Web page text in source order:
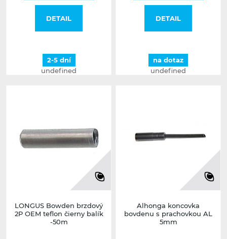
DETAIL
2-5 dní
undefined
DETAIL
na dotaz
undefined
LONGUS Bowden brzdový
2P OEM teflon čierny balík
-50m
Alhonga koncovka
bovdenu s prachovkou AL
5mm